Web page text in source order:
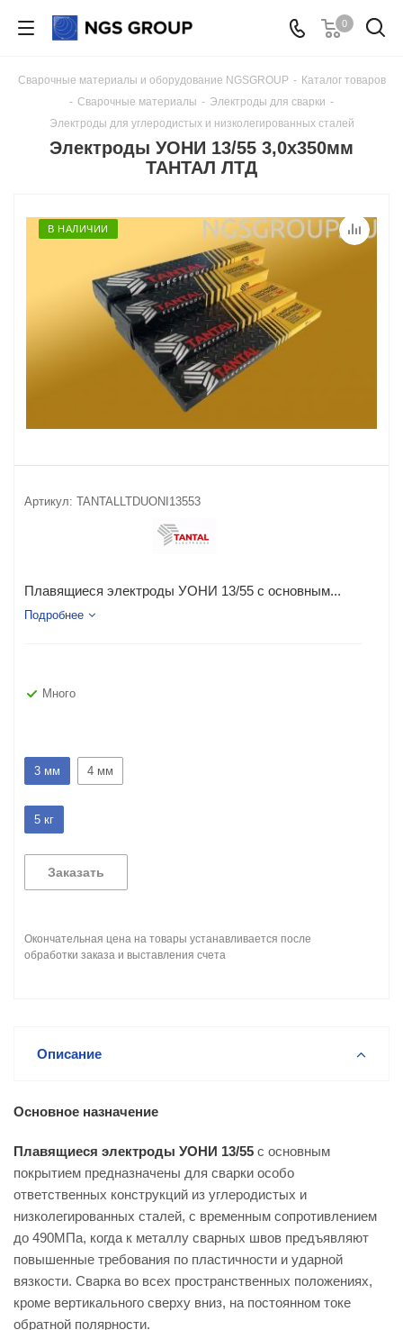
0
Сварочные материалы и оборудование NGSGROUP - Каталог товаров
- Сварочные материалы - Электроды для сварки -
Электроды для углеродистых и низколегированных сталей
Электроды УОНИ 13/55 3,0х350мм
ТАНТАЛ ЛТД
В НАЛИЧИИ
Артикул: TANTALLTDUONI13553
Плавящиеся электроды УОНИ 13/55 с основным...
Подробнее
Много
3 мм 4 мм
5 кг
Заказать
Окончательная цена на товары устанавливается после
обработки заказа и выставления счета
Описание
Основное назначение
Плавящиеся электроды УОНИ 13/55 с основным
покрытием предназначены для сварки особо
ответственных конструкций из углеродистых и
низколегированных сталей, с временным сопротивлением
до 490МПа, когда к металлу сварных швов предъявляют
повышенные требования по пластичности и ударной
вязкости. Сварка во всех пространственных положениях,
кроме вертикального сверху вниз, на постоянном токе
обратной полярности.